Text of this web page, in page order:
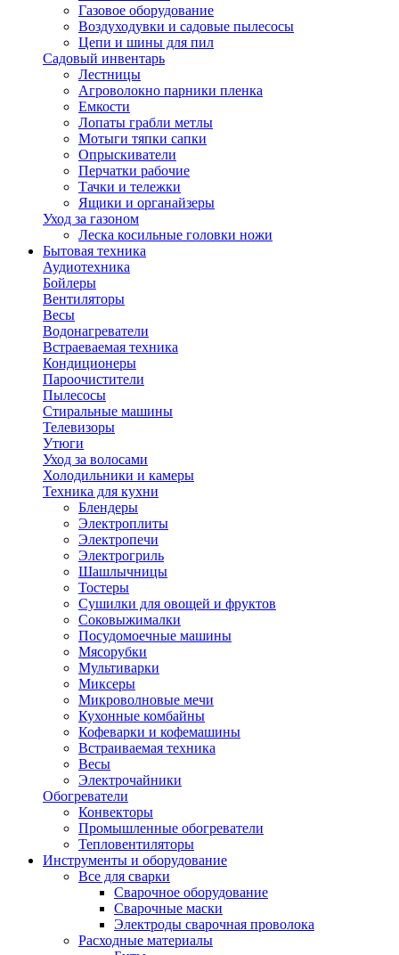
Газовое оборудование
Воздуходувки и садовые пылесосы
Цепи и шины для пил
Садовый инвентарь
Лестницы
Агроволокно парники пленка
Емкости
Лопаты грабли метлы
Мотыги тяпки сапки
Опрыскиватели
Перчатки рабочие
Тачки и тележки
Ящики и органайзеры
Уход за газоном
Леска косильные головки ножи
Бытовая техника
Аудиотехника
Бойлеры
Вентиляторы
Весы
Водонагреватели
Встраеваемая техника
Кондиционеры
Пароочистители
Пылесосы
Стиральные машины
Телевизоры
Утюги
Уход за волосами
Холодильники и камеры
Техника для кухни
Блендеры
Электроплиты
Электропечи
Электрогриль
Шашлычницы
Тостеры
Сушилки для овощей и фруктов
Соковыжималки
Посудомоечные машины
Мясорубки
Мультиварки
Миксеры
Микроволновые мечи
Кухонные комбайны
Кофеварки и кофемашины
Встраиваемая техника
Весы
Электрочайники
Обогреватели
Конвекторы
Промышленные обогреватели
Тепловентиляторы
Инструменты и оборудование
Все для сварки
Сварочное оборудование
Сварочные маски
Электроды сварочная проволока
Расходные материалы